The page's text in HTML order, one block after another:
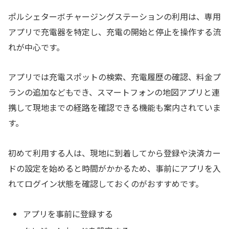
ポルシェターボチャージングステーションの利用は、専用
アプリで充電器を特定し、充電の開始と停止を操作する流
れが中心です。
アプリでは充電スポットの検索、充電履歴の確認、料金プ
ランの追加などもでき、スマートフォンの地図アプリと連
携して現地までの経路を確認できる機能も案内されていま
す。
初めて利用する人は、現地に到着してから登録や決済カー
ドの設定を始めると時間がかかるため、事前にアプリを入
れてログイン状態を確認しておくのがおすすめです。
アプリを事前に登録する